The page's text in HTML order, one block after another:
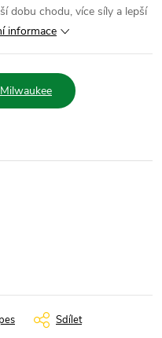
dobu chodu, více síly a lepší
informace
Sdílet